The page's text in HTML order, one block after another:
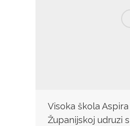
Visoka škola
Županijskoj udruzi